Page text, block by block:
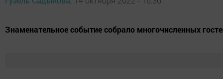
Знаменательное событие собрало многочисленных